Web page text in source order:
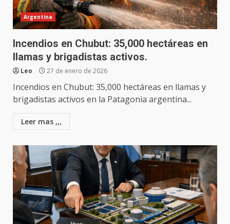
Argentina
Incendios en Chubut: 35,000 hectáreas en
llamas y brigadistas activos.
Leo 27 de enero de 2026
Incendios en Chubut: 35,000 hectáreas en llamas y
brigadistas activos en la Patagonia argentina...
Leer mas ,,,